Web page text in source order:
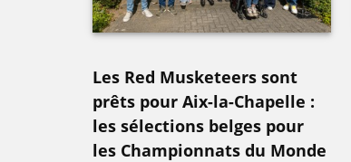
Les Red Musketeers sont
prêts pour Aix-la-Chapelle :
les sélections belges pour
les Championnats du Monde